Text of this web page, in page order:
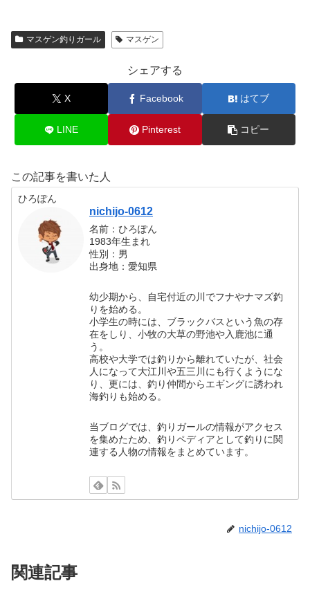
マスゲン釣りガール マスゲン
シェアする
X Facebook はてブ
LINE Pinterest コピー
この記事を書いた人
ひろぽん
nichijo-0612
名前：ひろぽん
1983年生まれ
性別：男
出身地：愛知県
幼少期から、自宅付近の川でフナやナマズ釣
りを始める。
小学生の時には、ブラックバスという魚の存
在をしり、小牧の大草の野池や入鹿池に通
う。
高校や大学では釣りから離れていたが、社会
人になって大江川や五三川にも行くようにな
り、更には、釣り仲間からエギングに誘われ
海釣りも始める。
当ブログでは、釣りガールの情報がアクセス
を集めたため、釣りペディアとして釣りに関
連する人物の情報をまとめています。
nichijo-0612
関連記事